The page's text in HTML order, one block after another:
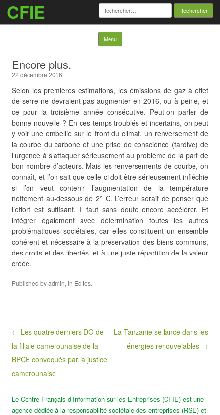
CFIE Rechercher :
Menu Skip to content
Encore plus.
22 décembre 2016
Selon les premières estimations, les émissions de gaz à effet
de serre ne devraient pas augmenter en 2016, ou à peine, et
ce pour la troisième année consécutive. Peut-on parler de
bonne nouvelle ? En ces temps troublés et incertains, on peut
y voir une embellie sur le front du climat, un renversement de
la courbe du carbone et une prise de conscience (tardive) de
l’urgence à s’attaquer sérieusement au problème de la part de
bon nombre d’acteurs. Mais les renversements de courbe, on
connaît, et l’on sait que celle-ci doit être sérieusement infléchie
si l’on veut contenir l’augmentation de la température
nettement au-dessous de 2° C. L’erreur serait de penser que
l’effort est suffisant. Il faut sans doute encore accélérer. Et
intégrer également avec détermination toutes les autres
problématiques sociétales, car elles constituent un ensemble
cohérent et nécessaire à la préservation des biens communs,
des droits et des libertés, et à une juste répartition de la valeur
créée.
Published byadmin, in Editos.
Post navigation
← Les quatre derniers DG de
la filiale camerounaise de la
BPCE convoqués par la justice
camerounaise
La Tanzanie se lance dans les
énergies renouvelables →
Le Centre Français d’Information sur les Entreprises (CFIE) est une
agence dédiée à la responsabilité sociétale des entreprises (RSE) et